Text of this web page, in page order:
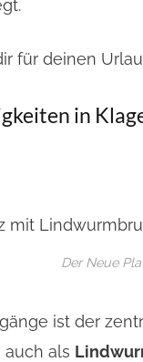
für deinen
in
Der Neue
ist der
als